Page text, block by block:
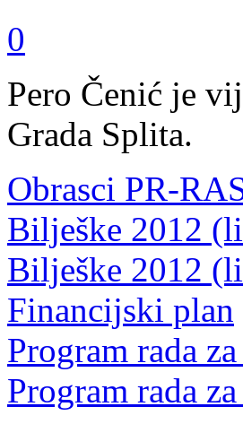
0
Pero Čenić je
Grada Splita.
Obrasci PR-
Bilješke 2012
Bilješke 2012
Financijski plan
Program rada
Program rada